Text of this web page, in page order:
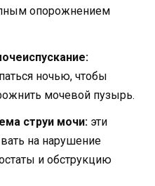
опорожнением
ночью, чтобы
мочевой пузырь.
струи мочи: эти
на нарушение
и обструкцию